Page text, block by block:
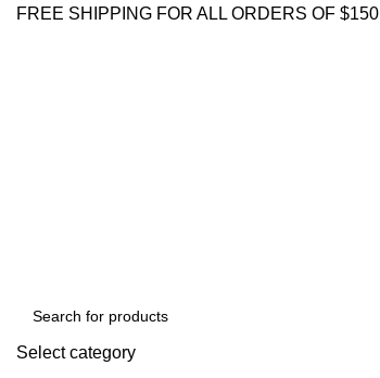
FREE SHIPPING FOR ALL ORDERS OF $150
Select category